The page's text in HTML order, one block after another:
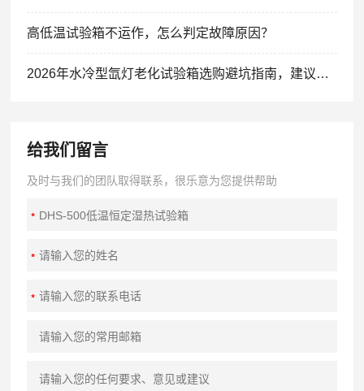
高低温试验箱不运作，怎么判定故障原因？
2026年水冷型氙灯老化试验箱选购避坑指南，建议收藏！
给我们留言
及时与我们的团队取得联系，很乐意为您提供帮助